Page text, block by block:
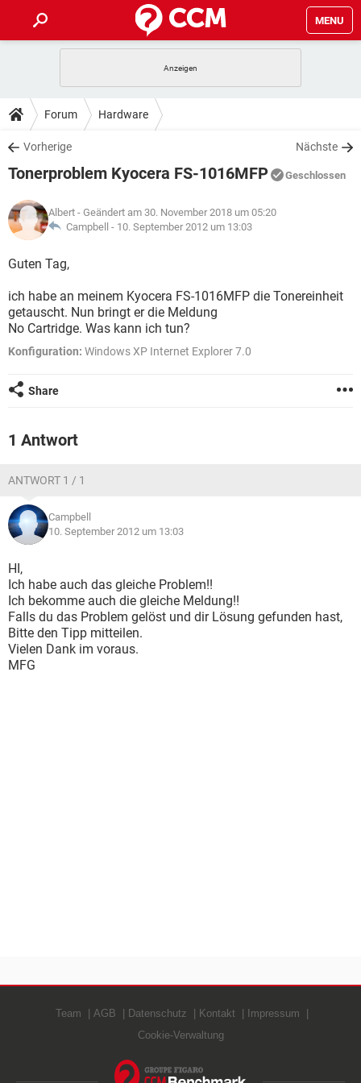
MENU
ANDROID
WINDOWS 10
WHATSAPP TIKTOK
FACEBOOK
TIPPS & TRICKS
SPIELE
WHATSAPP TIKTOK
FACEBOOK
DOWNLOADS
SPIELE STREAMING
ANDROID
WINDOWS 10 INSTAGRAM
WHATSAPP
SPIELE STREAMING
ANDROID
WINDOWS 10
WHATSAPP TIKTOK
FACEBOOK
LEXIKON
SPIELE
WINDOWS 10 INSTAGRAM
WHATSAPP
Forum Hardware
Vorherige Nächste
Tonerproblem Kyocera FS-1016MFP Geschlossen
Albert - Geändert am 30. November 2018 um 05:20
Campbell - 10. September 2012 um 13:03
Guten Tag,
ich habe an meinem Kyocera FS-1016MFP die Tonereinheit
getauscht. Nun bringt er die Meldung
No Cartridge. Was kann ich tun?
Konfiguration: Windows XP Internet Explorer 7.0
Share
1 Antwort
ANTWORT 1 / 1
Campbell
10. September 2012 um 13:03
HI,
Ich habe auch das gleiche Problem!!
Ich bekomme auch die gleiche Meldung!!
Falls du das Problem gelöst und dir Lösung gefunden hast,
Bitte den Tipp mitteilen.
Vielen Dank im voraus.
MFG
Team AGB Datenschutz Kontakt
Impressum
Cookie-Verwaltung